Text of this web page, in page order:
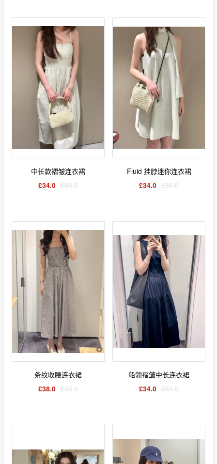
中长款褶皱连衣裙
£34.0 £85.0
Fluid 挂脖迷你连衣裙
£34.0 £85.0
条纹收腰连衣裙
£38.0 £95.0
船领褶皱中长连衣裙
£34.0 £85.0